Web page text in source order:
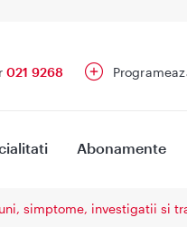
021 9268
Abonamente
simptome, investigatii si